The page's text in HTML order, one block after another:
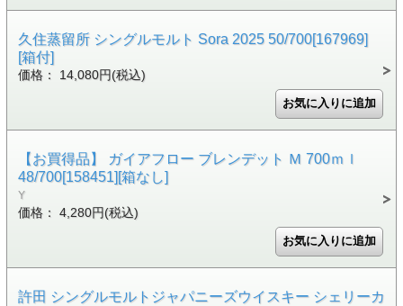
久住蒸留所 シングルモルト Sora 2025 50/700[167969]
[箱付]
価格： 14,080円(税込)
【お買得品】 ガイアフロー ブレンデット Ｍ 700ｍｌ
48/700[158451][箱なし]
Y
価格： 4,280円(税込)
許田 シングルモルトジャパニーズウイスキー シェリーカ